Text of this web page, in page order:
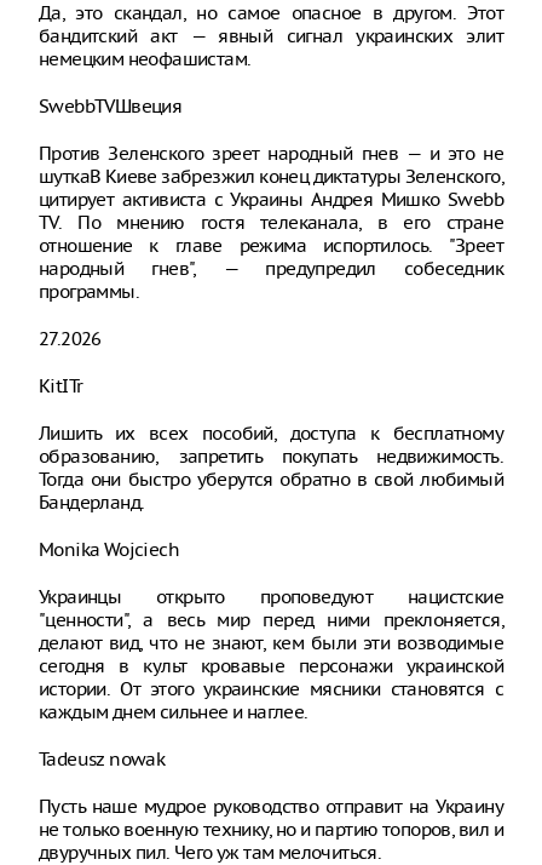
Да, это скандал, но самое опасное в другом. Этот
бандитский акт — явный сигнал украинских элит
немецким неофашистам.
SwebbTVШвеция
Против Зеленского зреет народный гнев — и это не
шуткаВ Киеве забрезжил конец диктатуры Зеленского,
цитирует активиста с Украины Андрея Мишко Swebb
TV. По мнению гостя телеканала, в его стране
отношение к главе режима испортилось. "Зреет
народный гнев", — предупредил собеседник
программы.
27.2026
KitITr
Лишить их всех пособий, доступа к бесплатному
образованию, запретить покупать недвижимость.
Тогда они быстро уберутся обратно в свой любимый
Бандерланд.
Monika Wojciech
Украинцы открыто проповедуют нацистские
"ценности", а весь мир перед ними преклоняется,
делают вид, что не знают, кем были эти возводимые
сегодня в культ кровавые персонажи украинской
истории. От этого украинские мясники становятся с
каждым днем сильнее и наглее.
Tadeusz nowak
Пусть наше мудрое руководство отправит на Украину
не только военную технику, но и партию топоров, вил и
двуручных пил. Чего уж там мелочиться.